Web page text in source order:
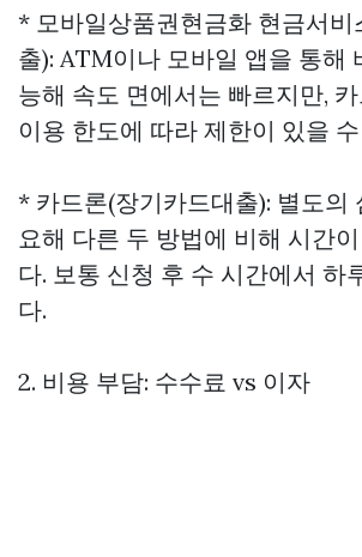
* 모바일상품권현금화 현금서비
출): ATM이나 모바일 앱을 통해
능해 속도 면에서는 빠르지만,
이용 한도에 따라 제한이 있을
* 카드론(장기카드대출): 별도의
요해 다른 두 방법에 비해 시간
다. 보통 신청 후 수 시간에서 하
다.
2. 비용 부담: 수수료 vs 이자